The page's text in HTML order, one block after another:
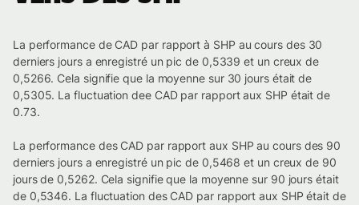
La performance de CAD par rapport à SHP au cours des 30
derniers jours a enregistré un pic de 0,5339 et un creux de
0,5266. Cela signifie que la moyenne sur 30 jours était de
0,5305. La fluctuation dee CAD par rapport aux SHP était de
0.73.
La performance des CAD par rapport aux SHP au cours des 90
derniers jours a enregistré un pic de 0,5468 et un creux de 90
jours de 0,5262. Cela signifie que la moyenne sur 90 jours était
de 0,5346. La fluctuation des CAD par rapport aux SHP était de